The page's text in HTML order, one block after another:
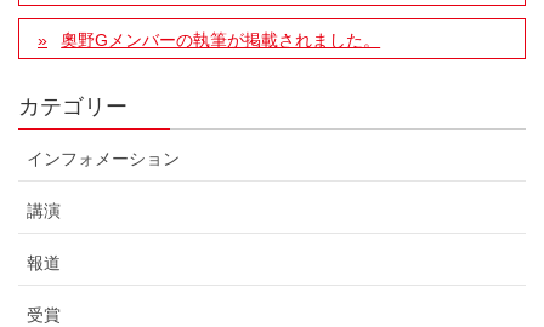
奧野Gメンバーの執筆が掲載されました。
カテゴリー
インフォメーション
講演
報道
受賞